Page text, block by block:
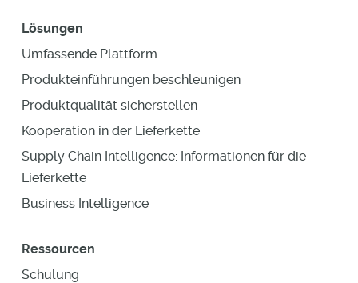
Lösungen
Umfassende Plattform
Produkteinführungen beschleunigen
Produktqualität sicherstellen
Kooperation in der Lieferkette
Supply Chain Intelligence: Informationen für die
Lieferkette
Business Intelligence
Ressourcen
Schulung